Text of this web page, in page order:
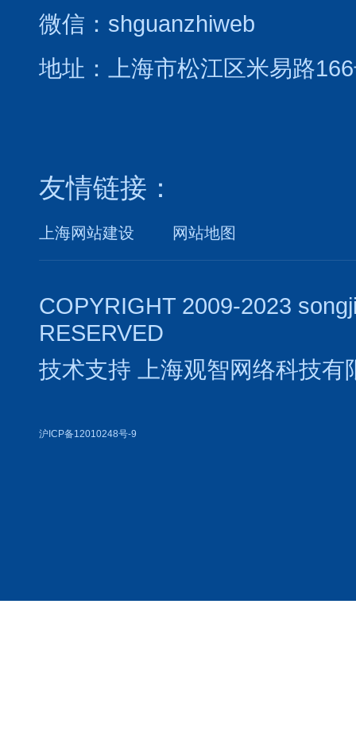
微信：shguanzhiweb
地址：上海市松江区米易路
友情链接：
上海网站建设 网站地图
COPYRIGHT 2009-2023
RESERVED
技术支持
上海观智网络科技有
沪ICP备12010248号-9